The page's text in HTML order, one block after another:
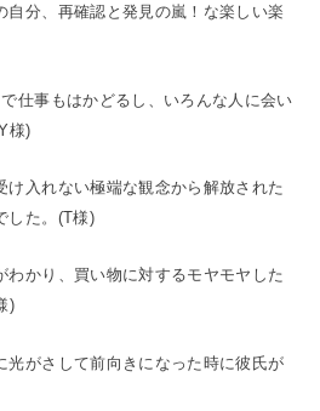
自分、再確認と発見の嵐！な楽しい楽
仕事もはかどるし、いろんな人に会い
様)
け入れない極端な観念から解放された
した。(T様)
わかり、買い物に対するモヤモヤした
)
光がさして前向きになった時に彼氏が